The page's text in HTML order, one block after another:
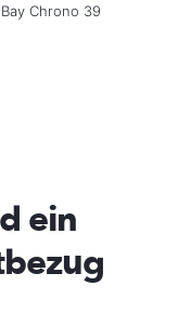
Chrono 39
ein